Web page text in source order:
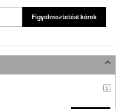
Figyelmeztetést kérek